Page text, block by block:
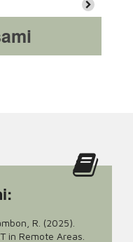
R. (2025).
in Remote Areas.